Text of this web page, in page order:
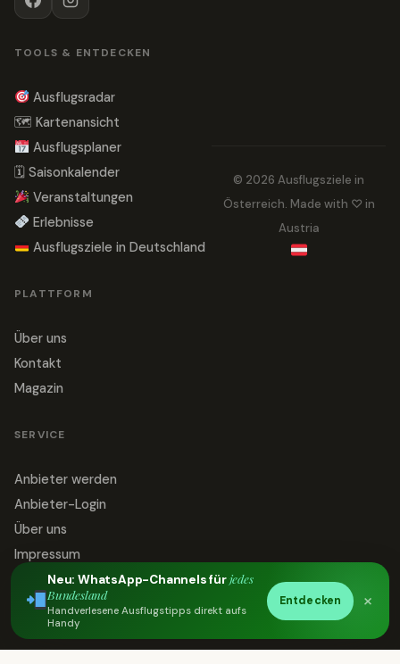
TOOLS & ENTDECKEN
Ausflugsradar
🗺 Kartenansicht
Ausflugsplaner
🗓 Saisonkalender
Veranstaltungen
Erlebnisse
Ausflugsziele in Deutschland
PLATTFORM
Über uns
Kontakt
Magazin
SERVICE
Anbieter werden
Anbieter-Login
Über uns
Impressum
Datenschutz
Kontakt
© 2026 Ausflugsziele in
Österreich. Made with ♡ in
Austria
Neu: WhatsApp-Channels fürjedes
Bundesland
Handverlesene Ausflugstipps direkt aufs
Handy
Entdecken ×